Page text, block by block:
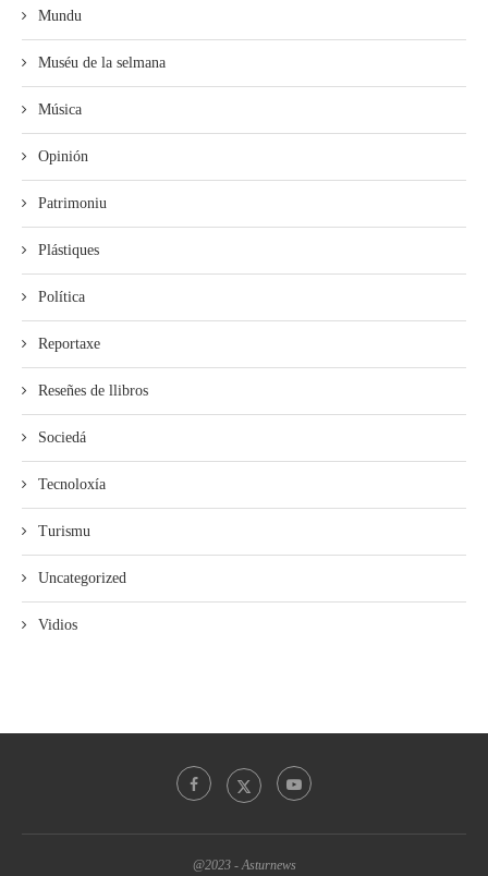
Mundu
Muséu de la selmana
Música
Opinión
Patrimoniu
Plástiques
Política
Reportaxe
Reseñes de llibros
Sociedá
Tecnoloxía
Turismu
Uncategorized
Vidios
@2023 - Asturnews